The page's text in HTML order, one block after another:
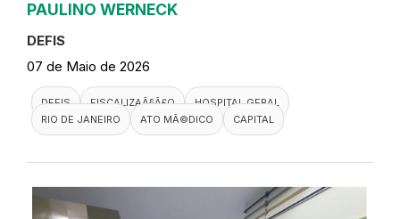
PAULINO WERNECK
DEFIS
07 de Maio de 2026
DEFIS FISCALIZAÃ§Ã£O
HOSPITAL GERAL
RIO DE JANEIRO
ATO MÃ©DICO CAPITAL